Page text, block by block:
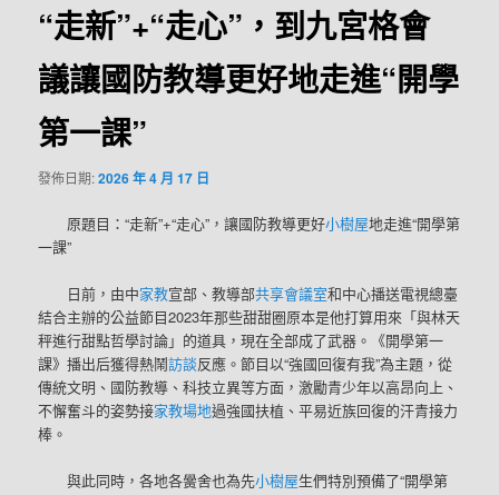
“走新”+“走心”，到九宮格會
議讓國防教導更好地走進“開學
第一課”
發佈日期:2026 年 4 月 17 日
原題目：“走新”+“走心”，讓國防教導更好小樹屋地走進“開學第
一課”
日前，由中家教宣部、教導部共享會議室和中心播送電視總臺
結合主辦的公益節目2023年那些甜甜圈原本是他打算用來「與林天
秤進行甜點哲學討論」的道具，現在全部成了武器。《開學第一
課》播出后獲得熱鬧訪談反應。節目以“強國回復有我”為主題，從
傳統文明、國防教導、科技立異等方面，激勵青少年以高昂向上、
不懈奮斗的姿勢接家教場地過強國扶植、平易近族回復的汗青接力
棒。
與此同時，各地各黌舍也為先小樹屋生們特別預備了“開學第